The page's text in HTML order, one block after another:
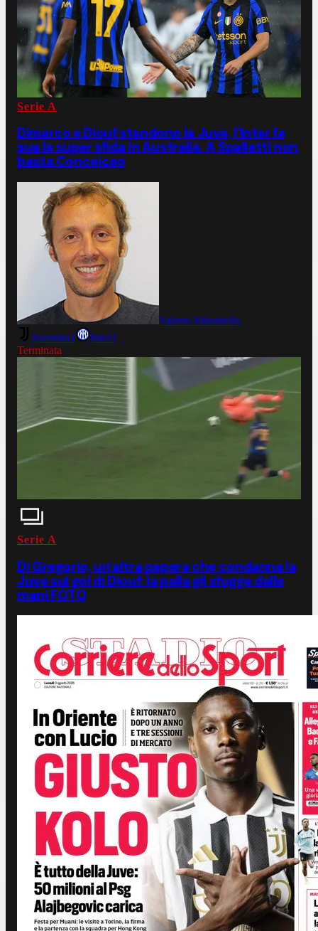
Serie A
Dimarco e Diouf stendono la Juve, l'Inter fa
sua la super sfida in Australia. A Spalletti non
basta Conceicao
Valerio Minutiello
Juventus1 Inter2
Terminata
Serie A
Di Gregorio, un'altra papera che condanna la
Juve sul gol di Diouf: la palla gli sfugge dalle
mani FOTO